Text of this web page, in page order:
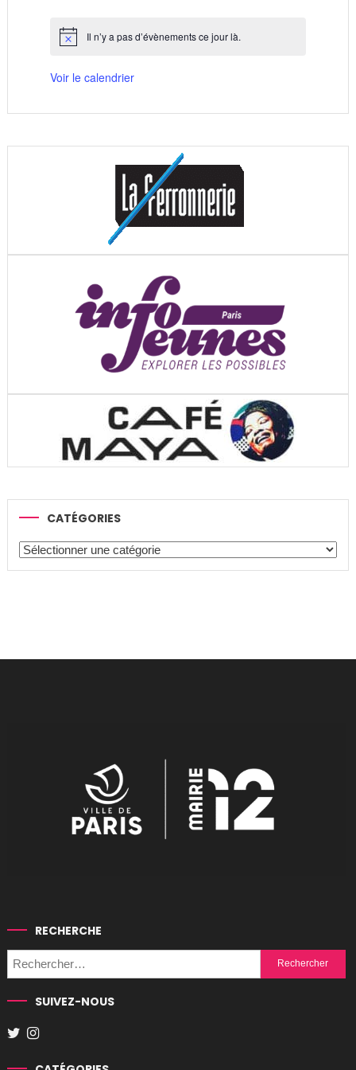
Notice Il n’y a pas d’évènements ce jour là.
Voir le calendrier
CATÉGORIES
Catégories
RECHERCHE
Rechercher :
SUIVEZ-NOUS